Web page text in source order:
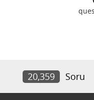
20,359 Soru